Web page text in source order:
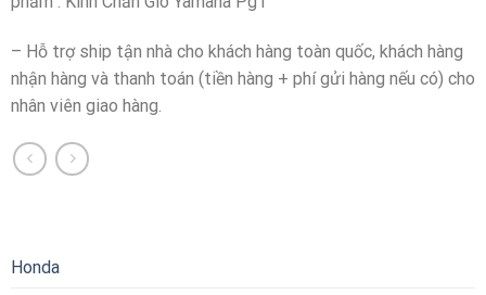
– Hỗ trợ ship tận nhà cho khách hàng toàn quốc, khách hàng
nhận hàng và thanh toán (tiền hàng + phí gửi hàng nếu có) cho
nhân viên giao hàng.
Honda